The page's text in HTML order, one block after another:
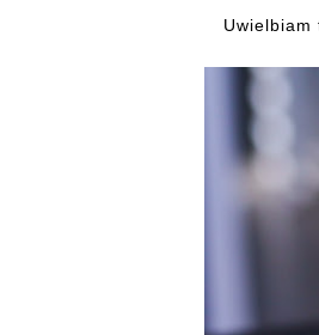
Uwielbiam